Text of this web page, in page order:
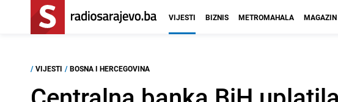
VIJESTI BIZNIS METROMAHALA MAGAZIN
/ VIJESTI / BOSNA I HERCEGOVINA